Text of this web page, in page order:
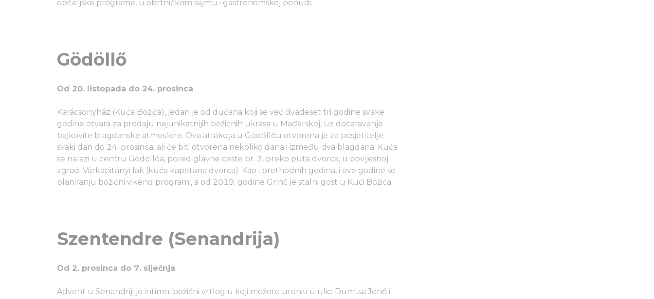
obiteljske programe, u obrtničkom sajmu i gastronomskoj ponudi.
Gödöllő
Od 20. listopada do 24. prosinca
Karácsonyház (Kuća Božića), jedan je od dućana koji se već dvadeset tri godine svake
godine otvara za prodaju najunikatnijih božićnih ukrasa u Mađarskoj, uz dočaravanje
bajkovite blagdanske atmosfere. Ova atrakcija u Gödöllőu otvorena je za posjetitelje
svaki dan do 24. prosinca, ali će biti otvorena nekoliko dana i između dva blagdana. Kuća
se nalazi u centru Gödöllőa, pored glavne ceste br. 3, preko puta dvorca, u povijesnoj
zgradi Várkapitányi lak (kuća kapetana dvorca). Kao i prethodnih godina, i ove godine se
planiranju božićni vikend programi, a od 2019. godine Grinč je stalni gost u Kući Božića.
Szentendre (Senandrija)
Od 2. prosinca do 7. siječnja
Advent u Senandriji je intimni božićni vrtlog u koji možete uroniti u ulici Dumtsa Jenő i